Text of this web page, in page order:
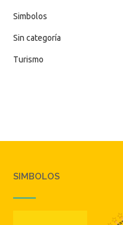
Simbolos
Sin categoría
Turismo
SIMBOLOS